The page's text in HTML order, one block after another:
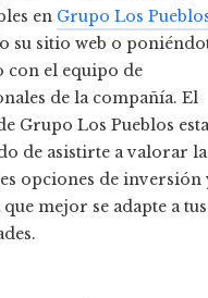
en Grupo Los
su sitio web o
con el equipo de
de la compañía. El
Grupo Los Pueblos
de asistirte a valorar
opciones de inversión
mejor se adapte a tus